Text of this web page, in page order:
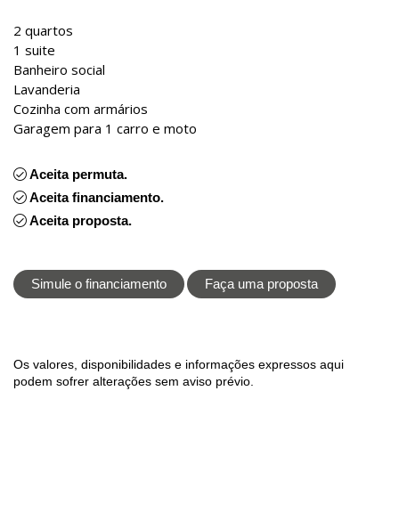
2 quartos
1 suite
Banheiro social
Lavanderia
Cozinha com armários
Garagem para 1 carro e moto
Aceita permuta.
Aceita financiamento.
Aceita proposta.
Simule o financiamento Faça uma proposta
Os valores, disponibilidades e informações expressos aqui
podem sofrer alterações sem aviso prévio.